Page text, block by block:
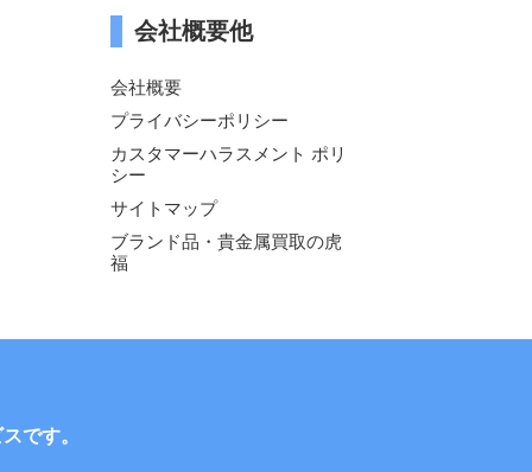
会社概要他
会社概要
プライバシーポリシー
カスタマーハラスメント ポリ
シー
サイトマップ
ブランド品・貴金属買取の虎
福
です。